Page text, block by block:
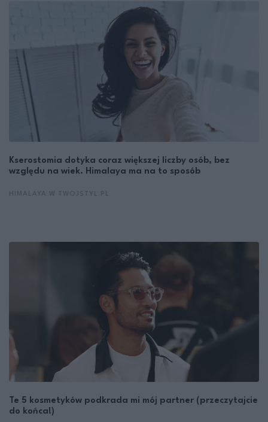
Kserostomia dotyka coraz większej liczby osób, bez
względu na wiek. Himalaya ma na to sposób
Te 5 kosmetyków podkrada mi mój partner (przeczytajcie
do końca!)